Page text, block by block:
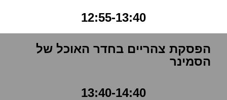
12:55-13:40
הפסקת צהריים בחדר האוכל של
הסמינר
13:40-14:40